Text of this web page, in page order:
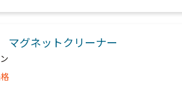
マグネットクリーナー